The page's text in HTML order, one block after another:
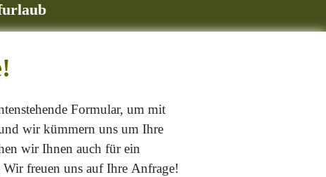
Formular, um mit
wir kümmern uns um Ihre
wir Ihnen auch für ein
freuen uns auf Ihre Anfrage!